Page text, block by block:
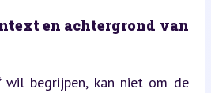
en achtergrond van
wil begrijpen, kan niet om de